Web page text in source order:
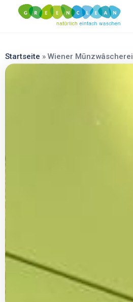
content
Startseite » Wiener Mūnzwâscherei